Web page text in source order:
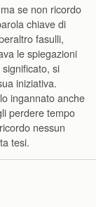
se non ricordo
chiave di
fasulli,
le spiegazioni
si
iniziativa.
ingannato anche
perdere tempo
nessun
tesi.